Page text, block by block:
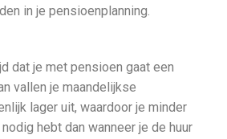
in je pensioenplanning.
dat je met pensioen gaat een
vallen je maandelijkse
lager uit, waardoor je minder
hebt dan wanneer je de huur